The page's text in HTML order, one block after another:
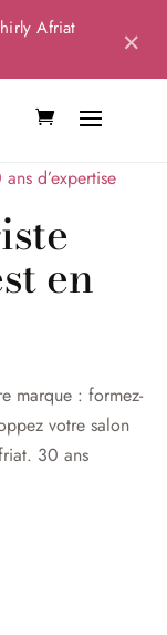
Afriat
×
d’expertise
en
marque : formez-
votre salon
30 ans